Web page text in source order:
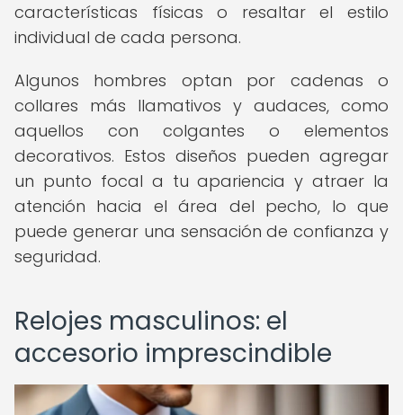
características físicas o resaltar el estilo
individual de cada persona.
Algunos hombres optan por cadenas o
collares más llamativos y audaces, como
aquellos con colgantes o elementos
decorativos. Estos diseños pueden agregar
un punto focal a tu apariencia y atraer la
atención hacia el área del pecho, lo que
puede generar una sensación de confianza y
seguridad.
Relojes masculinos: el
accesorio imprescindible